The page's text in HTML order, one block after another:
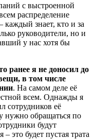
с выстроенной
распределение
знает, кто и за
руководители, но и
у нас хотя бы
ранее я не доносил до
в том числе
. На самом деле её
всем. Однажды я
сотрудников её
нужно обращаться по
будут
– это будет пустая трата